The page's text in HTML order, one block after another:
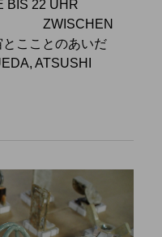
BIS 22 UHR
ZWISCHEN
こことのあいだ
ATSUSHI